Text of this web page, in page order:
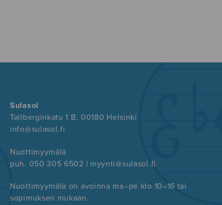
Sulasol
Tallberginkatu 1 B, 00180 Helsinki
info@sulasol.fi
Nuottimyymälä
puh. 050 305 6502 | myynti@sulasol.fi
Nuottimyymälä on avoinna ma–pe klo 10–16 tai
sopimuksen mukaan.